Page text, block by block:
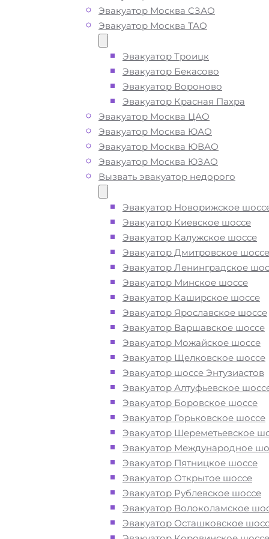
Эвакуатор Москва СЗАО
Эвакуатор Москва ТАО
Эвакуатор Троицк
Эвакуатор Бекасово
Эвакуатор Вороново
Эвакуатор Красная Пахра
Эвакуатор Москва ЦАО
Эвакуатор Москва ЮАО
Эвакуатор Москва ЮВАО
Эвакуатор Москва ЮЗАО
Вызвать эвакуатор недорого
Эвакуатор Новорижское
Эвакуатор Киевское шоссе
Эвакуатор Калужское шоссе
Эвакуатор Дмитровское шоссе
Эвакуатор Ленинградское
Эвакуатор Минское шоссе
Эвакуатор Каширское шоссе
Эвакуатор Ярославское шоссе
Эвакуатор Варшавское шоссе
Эвакуатор Можайское шоссе
Эвакуатор Щелковское шоссе
Эвакуатор шоссе Энтузиастов
Эвакуатор Алтуфьевское
Эвакуатор Боровское шоссе
Эвакуатор Горьковское шоссе
Эвакуатор Шереметьевское
Эвакуатор Международное
Эвакуатор Пятницкое шоссе
Эвакуатор Открытое шоссе
Эвакуатор Рублевское шоссе
Эвакуатор Волоколамское
Эвакуатор Осташковское
Вызвать эвакуатор у
Первомайская Москва
недорого
Эвакуатор метро Первомайская
приедем быстро, при срочном
подача ближайшего эвакуатора у
Первомайская Москва
Погрузим бережно- в наличии всё
оборудование для эвакуации и
перевозки автомобиля от метро
Первомайская в Москве при
или после ДТП
Перевезём аккуратно- за рулем
автоэвакуаторов только водители
профессионалы
Цена известна при заказе услуги
метро Первомайская
недорого" - доступная стоимость
без скрытых наценок
Круглосуточная поддержка-
службы эвакуации у метро
Первомайская Москва
24 часа в сутки